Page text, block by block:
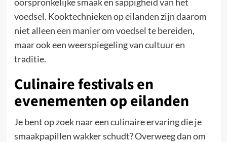
voedsel. Kooktechnieken op eilanden zijn daarom
niet alleen een manier om voedsel te bereiden,
maar ook een weerspiegeling van cultuur en
traditie.
Culinaire festivals en
evenementen op eilanden
Je bent op zoek naar een culinaire ervaring die je
smaakpapillen wakker schudt? Overweeg dan om